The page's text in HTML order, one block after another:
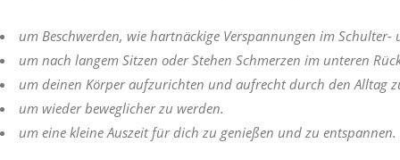
um Beschwerden, wie hartnäckige Verspannungen im
um nach langem Sitzen oder Stehen Schmerzen im unteren
um deinen Körper aufzurichten und aufrecht durch den Alltag
um wieder beweglicher zu werden.
um eine kleine Auszeit für dich zu genießen und zu entspannen.